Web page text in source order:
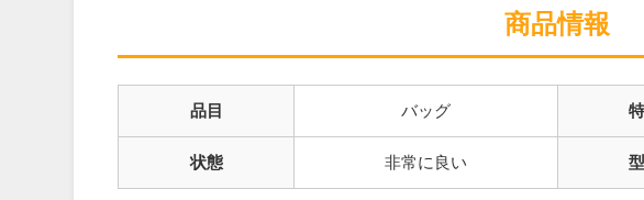
商品情報
品目 バッグ
状態 非常に良い